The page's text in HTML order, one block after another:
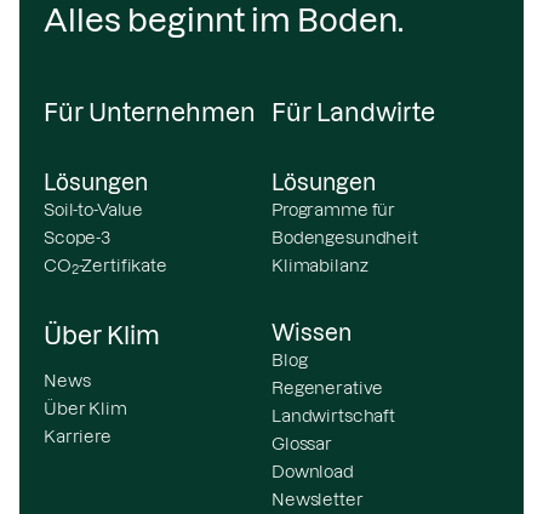
Alles beginnt im Boden.
Für Unternehmen
Lösungen
Soil-to-Value
Scope-3
CO2-Zertifikate
Für Landwirte
Lösungen
Programme für
Bodengesundheit
Klimabilanz
Über Klim
News
Über Klim
Karriere
Wissen
Blog
Regenerative
Landwirtschaft
Glossar
Download
Newsletter